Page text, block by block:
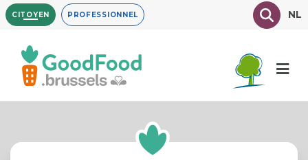
Aller
au
contenu
principal
CITOYEN PROFESSIONNEL TexteNL